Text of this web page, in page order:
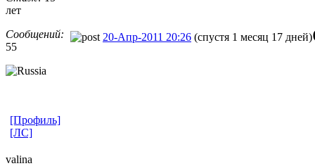
лет
Сообщений:
55
20-Апр-2011 20:26 (спустя 1 месяц 17 дней)
[Профиль]
[ЛС]
valina